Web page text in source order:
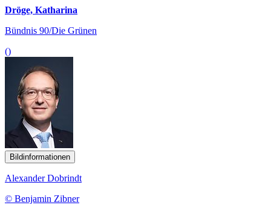
Dröge, Katharina
Bündnis 90/Die Grünen
()
Bildinformationen
Alexander Dobrindt
© Benjamin Zibner